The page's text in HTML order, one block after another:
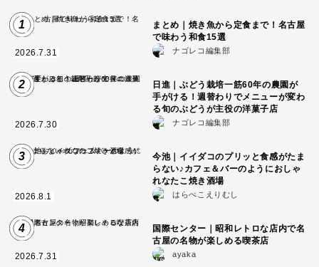
1
2026.7.31
まとめ｜焼き魚から定食まで！名古屋
で味わう和食15選
ナゴレコ編集部
2
2026.7.30
日進｜ぶどう栽培一筋60年の農園が
手がける！週替わりでメニューが変わ
る旬のぶどうが主役の洋菓子店
ナゴレコ編集部
3
2026.8.1
今池｜イイダコのプリッと食感がたま
らない♪カフェ＆バーのようにおしゃ
れなたこ焼き酒場
はらぺこえりむし
4
2026.7.31
国際センター｜昭和レトロな店内で名
古屋の名物が楽しめる喫茶店
ayaka